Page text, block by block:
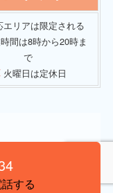
エリアは限定される
間は8時から20時ま
で
火曜日は定休日
する